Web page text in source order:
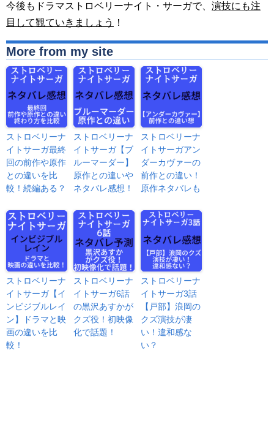
今後もドラマストロベリーナイト・サーガで、 演技にも注
目して観ていきましょう
！
More from my site
ストロベリーナ
イトサーガ最終
回の前作や原作
との違いを比
較！続編ある？
ストロベリーナ
イトサーガ【ブ
ルーマーダー】
原作との違いや
ネタバレ感想！
ストロベリーナ
イトサーガアン
ダーカヴァーの
前作との違い！
原作ネタバレも
ストロベリーナ
イトサーガ【イ
ンビジブルレイ
ン】ドラマと映
画の違いを比
較！
ストロベリーナ
イトサーガ6話
の黒沢あすかが
クズ役！初映像
化で話題！
ストロベリーナ
イトサーガ3話
【戸部】浪岡の
クズ演技が凄
い！違和感な
い？